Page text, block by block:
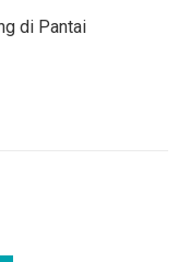
di Pantai